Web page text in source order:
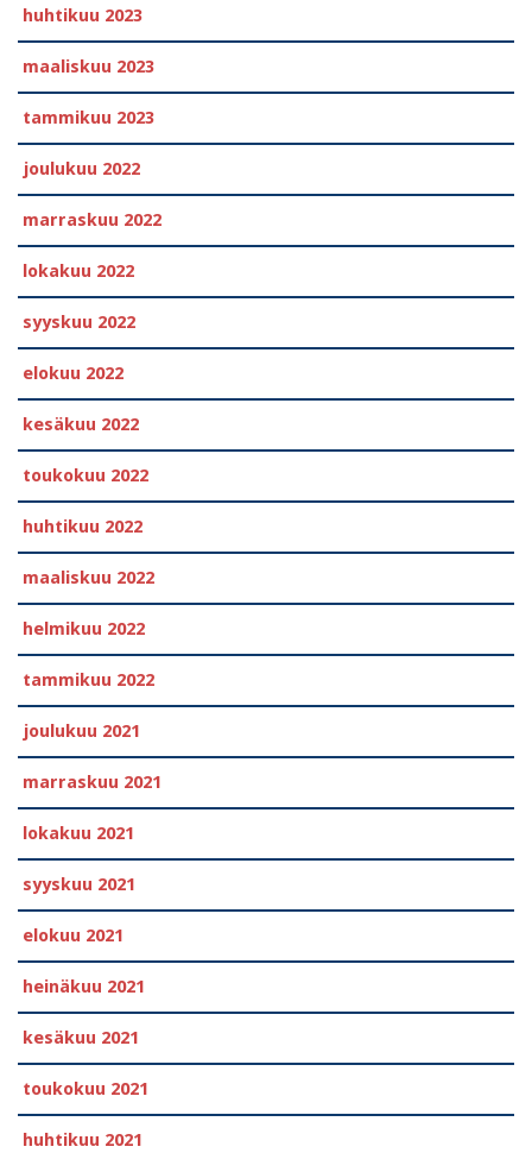
huhtikuu 2023
maaliskuu 2023
tammikuu 2023
joulukuu 2022
marraskuu 2022
lokakuu 2022
syyskuu 2022
elokuu 2022
kesäkuu 2022
toukokuu 2022
huhtikuu 2022
maaliskuu 2022
helmikuu 2022
tammikuu 2022
joulukuu 2021
marraskuu 2021
lokakuu 2021
syyskuu 2021
elokuu 2021
heinäkuu 2021
kesäkuu 2021
toukokuu 2021
huhtikuu 2021